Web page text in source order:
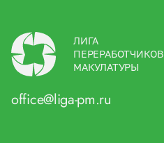
ЛИГА
ПЕРЕРАБОТЧИКОВ
МАКУЛАТУРЫ
office@liga-pm.ru